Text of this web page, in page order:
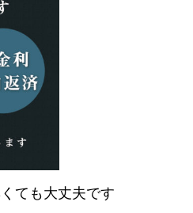
ても大丈夫です